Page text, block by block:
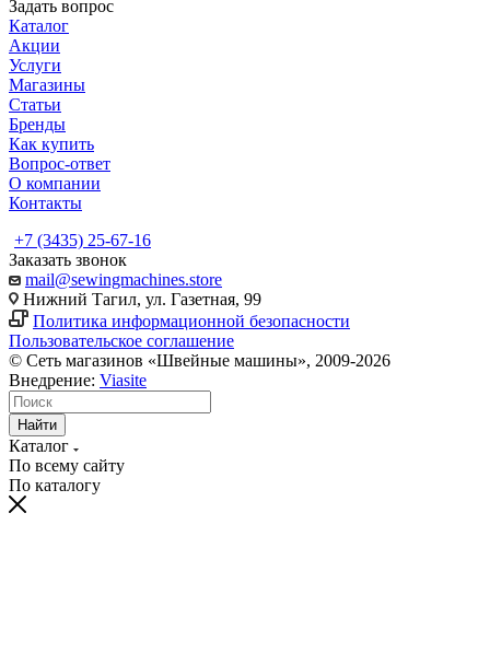
Задать вопрос
Каталог
Акции
Услуги
Магазины
Статьи
Бренды
Как купить
Вопрос-ответ
О компании
Контакты
+7 (3435) 25-67-16
Заказать звонок
mail@sewingmachines.store
Нижний Тагил, ул. Газетная, 99
Политика информационной безопасности
Пользовательское соглашение
© Сеть магазинов «Швейные машины», 2009-2026
Внедрение: Viasite
Найти
Каталог
По всему сайту
По каталогу